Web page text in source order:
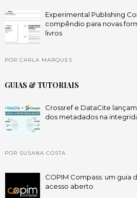
Experimental Publishing
compêndio para novas
livros
POR CARLA MARQUES
GUIAS & TUTORIAIS
Crossref e DataCite
dos metadados na
POR SUSANA COSTA
COPIM Compass: um guia
acesso aberto